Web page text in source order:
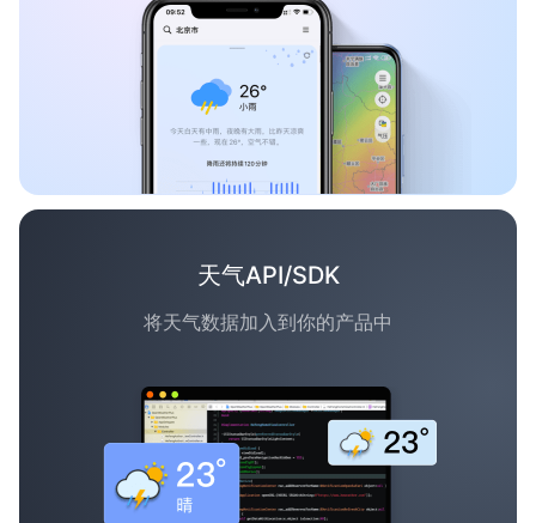
天气API/SDK
将天气数据加入到你的产品中